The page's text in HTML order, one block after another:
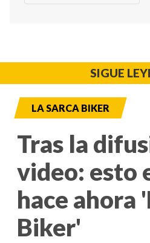
SIGUE
LA SARCA BIKER
Tras la
video: esto
hace ahora
Biker'